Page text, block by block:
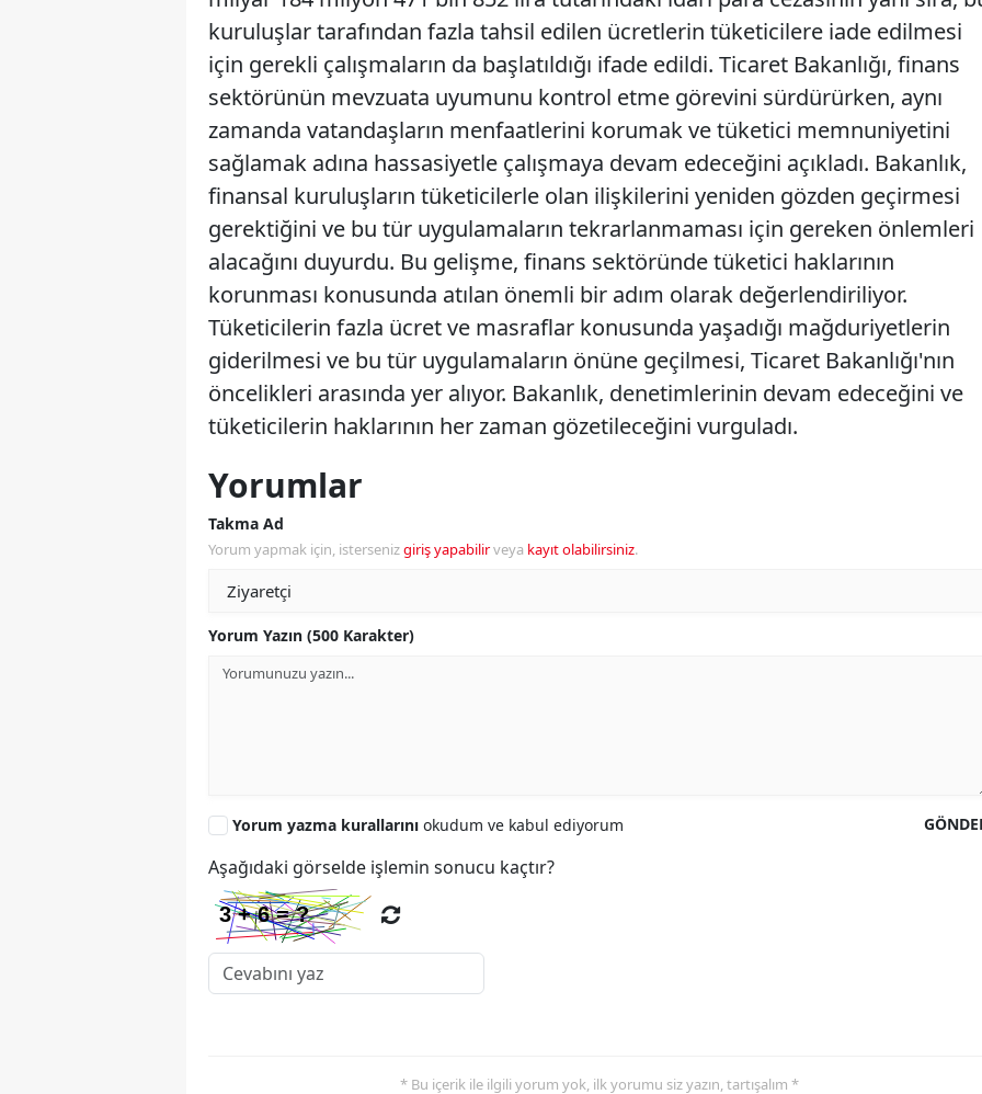
kuruluşlar tarafından fazla tahsil edilen ücretlerin tüketicilere iade edilmesi
için gerekli çalışmaların da başlatıldığı ifade edildi. Ticaret Bakanlığı, finans
sektörünün mevzuata uyumunu kontrol etme görevini sürdürürken, aynı
zamanda vatandaşların menfaatlerini korumak ve tüketici memnuniyetini
sağlamak adına hassasiyetle çalışmaya devam edeceğini açıkladı. Bakanlık,
finansal kuruluşların tüketicilerle olan ilişkilerini yeniden gözden geçirmesi
gerektiğini ve bu tür uygulamaların tekrarlanmaması için gereken önlemleri
alacağını duyurdu. Bu gelişme, finans sektöründe tüketici haklarının
korunması konusunda atılan önemli bir adım olarak değerlendiriliyor.
Tüketicilerin fazla ücret ve masraflar konusunda yaşadığı mağduriyetlerin
giderilmesi ve bu tür uygulamaların önüne geçilmesi, Ticaret Bakanlığı'nın
öncelikleri arasında yer alıyor. Bakanlık, denetimlerinin devam edeceğini ve
tüketicilerin haklarının her zaman gözetileceğini vurguladı.
Yorumlar
Takma Ad
Yorum yapmak için, istersenizgiriş yapabilirveya kayıt olabilirsiniz.
Yorum Yazın (500 Karakter)
Yorum yazma kurallarını okudum ve kabul ediyorum
Aşağıdaki görselde işlemin sonucu kaçtır?
* Bu içerik ile ilgili yorum yok, ilk yorumu siz yazın, tartışalım *